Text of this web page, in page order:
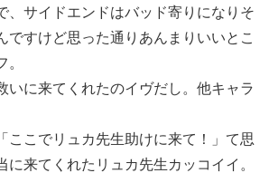
、サイドエンドはバッド寄りになりそ
ですけど思った通りあんまりいいとこ
いに来てくれたのイヴだし。他キャラ
ここでリュカ先生助けに来て！」て思
に来てくれたリュカ先生カッコイイ。